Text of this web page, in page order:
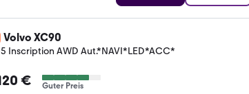
Volvo XC90
Inscription AWD Aut.*NAVI*LED*ACC*
€ Guter Preis